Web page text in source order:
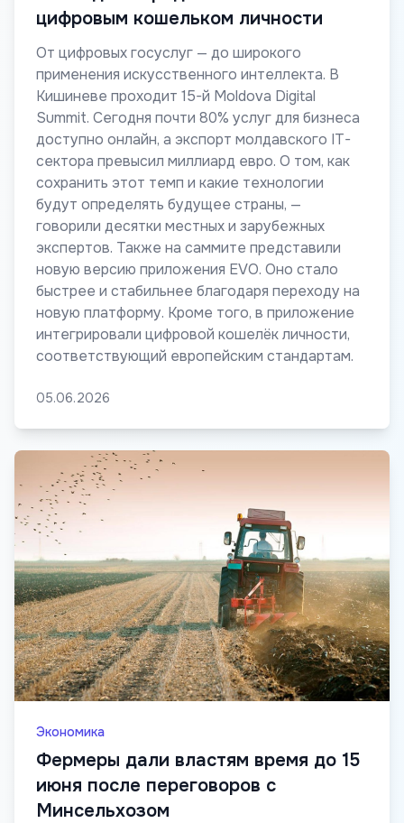
цифровым кошельком личности
От цифровых госуслуг — до широкого
применения искусственного интеллекта. В
Кишиневе проходит 15-й Moldova Digital
Summit. Сегодня почти 80% услуг для бизнеса
доступно онлайн, а экспорт молдавского IT-
сектора превысил миллиард евро. О том, как
сохранить этот темп и какие технологии
будут определять будущее страны, —
говорили десятки местных и зарубежных
экспертов. Также на саммите представили
новую версию приложения EVO. Оно стало
быстрее и стабильнее благодаря переходу на
новую платформу. Кроме того, в приложение
интегрировали цифровой кошелёк личности,
соответствующий европейским стандартам.
05.06.2026
Экономика
Фермеры дали властям время до 15
июня после переговоров с
Минсельхозом